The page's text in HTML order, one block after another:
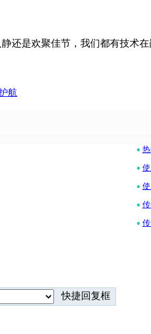
还是欢聚佳节，我们都有技术在
航
•
•
•
•
•
快捷回复框